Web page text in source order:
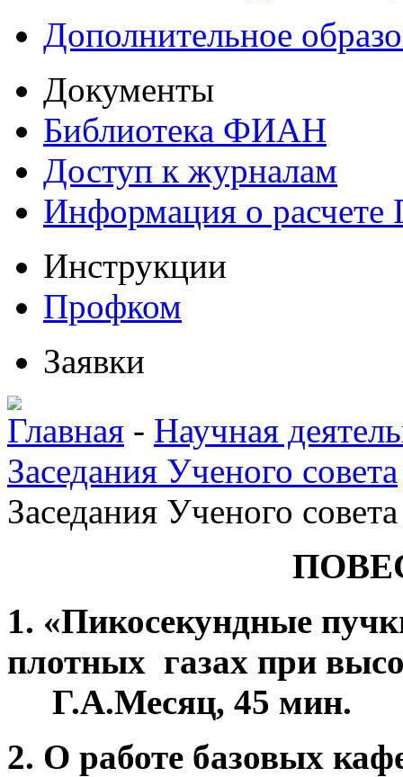
Дополнительное
Документы
Библиотека ФИАН
Доступ к журналам
Информация о
Инструкции
Профком
Заявки
Главная - Научная
Заседания Ученого совета
Заседания Ученого
1. «Пикосекундные
плотных газах при
Г.А.Месяц, 45 мин.
2. О работе базовых